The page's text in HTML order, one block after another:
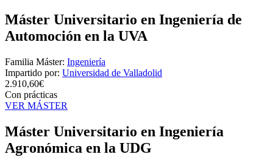
Máster Universitario en Ingeniería de
Automoción en la UVA
Familia Máster: Ingeniería
Impartido por: Universidad de Valladolid
2.910,60€
Con prácticas
VER MÁSTER
Máster Universitario en Ingeniería
Agronómica en la UDG